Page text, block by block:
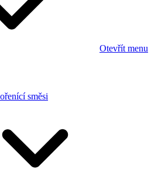
Otevřít menu
směsi